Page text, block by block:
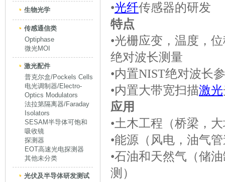
生物光学
传感通信类
Optiphase
微光MOI
激光配件
普克尔盒/Pockels Cells
电光调制器/Electro-
Optics Modulators
法拉第隔离器/Faraday
Isolators
SESAM半导体可饱和
吸收镜
探测器
EOT高速光电探测器
其他未分类
光伏及半导体研发测试
•光纤传感器的研发
特点
•光栅应变，温度，
绝对波长测量
•内置NIST绝对波长
•内置大带宽扫描激光
应用
•土木工程（桥梁，
•能源（风电，油气
•石油和天然气（储
测）